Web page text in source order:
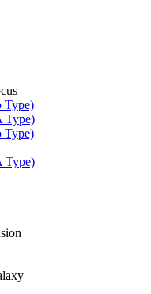
Type)
Type)
Type)
Type)